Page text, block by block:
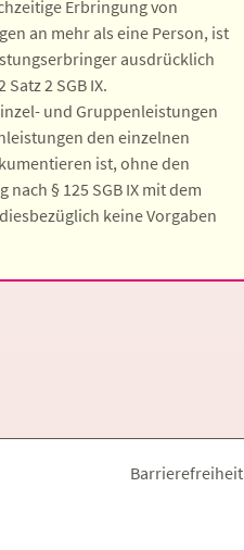
Erbringung von
an mehr als eine Person, ist
ausdrücklich
2 SGB IX.
und Gruppenleistungen
den einzelnen
ist, ohne den
§ 125 SGB IX mit dem
keine Vorgaben
Barrierefreiheit